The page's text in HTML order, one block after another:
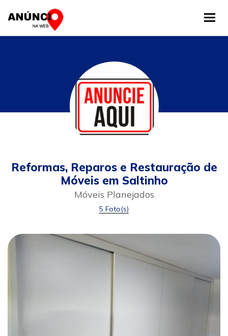
Reformas, Reparos e Restauração de
Móveis em Saltinho
Móveis Planejados
5 Foto(s)